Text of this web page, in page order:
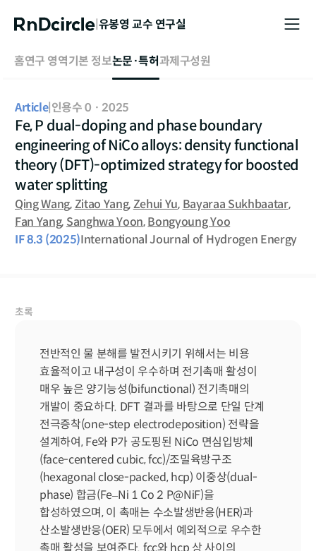
|유봉영 교수 연구실
홈연구 영역기본 정보논문·특허과제 구성원
Article| 인용수 0 · 2025
Fe, P dual-doping and phase boundary
engineering of NiCo alloys: density functional
theory (DFT)-optimized strategy for boosted
water splitting
Qing Wang,Zitao Yang,Zehui Yu, Bayaraa Sukhbaatar,
Fan Yang, Sanghwa Yoon,Bongyoung Yoo
IF8.3 (2025)International Journal of Hydrogen Energy
초록
전반적인 물 분해를 발전시키기 위해서는 비용
효율적이고 내구성이 우수하며 전기촉매 활성이
매우 높은 양기능성(bifunctional) 전기촉매의
개발이 중요하다. DFT 결과를 바탕으로 단일 단계
전극증착(one-step electrodeposition) 전략을
설계하여, Fe와 P가 공도핑된 NiCo 면심입방체
(face-centered cubic, fcc)/조밀육방구조
(hexagonal close-packed, hcp) 이중상(dual-
phase) 합금(Fe–Ni 1 Co 2 P@NiF)을
합성하였으며, 이 촉매는 수소발생반응(HER)과
산소발생반응(OER) 모두에서 예외적으로 우수한
촉매 활성을 보여준다. fcc와 hcp 상 사이의